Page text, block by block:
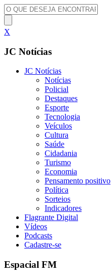
X
JC Notícias
JC Notícias
Notícias
Policial
Destaques
Esporte
Tecnologia
Veículos
Cultura
Saúde
Cidadania
Turismo
Economia
Pensamento positivo
Política
Sorteios
Indicadores
Flagrante Digital
Vídeos
Podcasts
Cadastre-se
Espacial FM